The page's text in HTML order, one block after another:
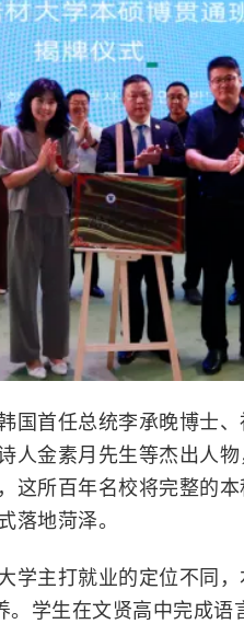
国首任总统李承晚博士
人金素月先生等杰出人
这所百年名校将完整的
落地菏泽。
学主打就业的定位不同
。学生在文贤高中完成